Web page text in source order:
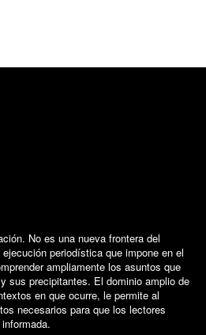
No es una nueva frontera del
periodística que impone en el
ampliamente los asuntos que
sus precipitantes. El dominio amplio de
en que ocurre, le permite al
necesarios para que los lectores